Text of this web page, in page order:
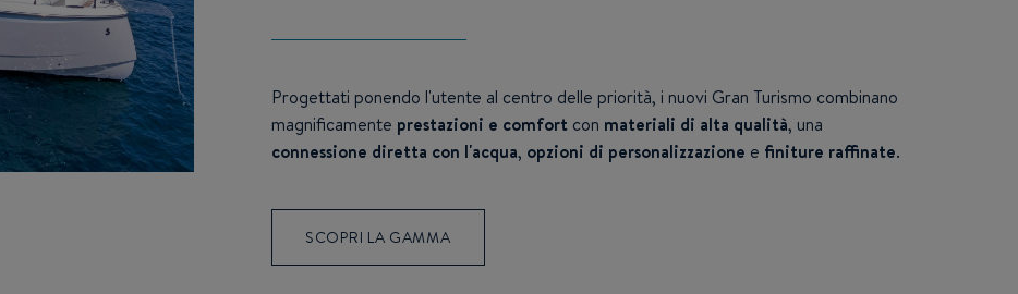
Progettati ponendo l'utente al centro delle priorità, i nuovi Gran Turismo combinano
magnificamente prestazioni e comfort con materiali di alta qualità, una
connessione diretta con l'acqua, opzioni di personalizzazione e finiture raffinate.
SCOPRI LA GAMMA